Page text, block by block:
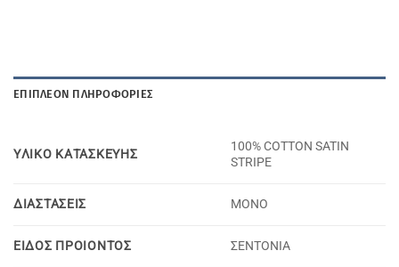
ΕΠΙΠΛΈΟΝ ΠΛΗΡΟΦΟΡΊΕΣ
YΛΙΚΟ KΑΤΑΣΚΕΥΗΣ
100% COTTON SATIN
STRIPE
ΔΙΑΣΤΑΣΕΙΣ ΜΟΝΟ
ΕΙΔΟΣ ΠΡΟΙΟΝΤΟΣ ΣΕΝΤΟΝΙΑ